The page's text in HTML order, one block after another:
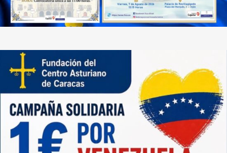
Alicante
Tlf.:
+34
254
726
E-
mail:
paginafica@gmail.com